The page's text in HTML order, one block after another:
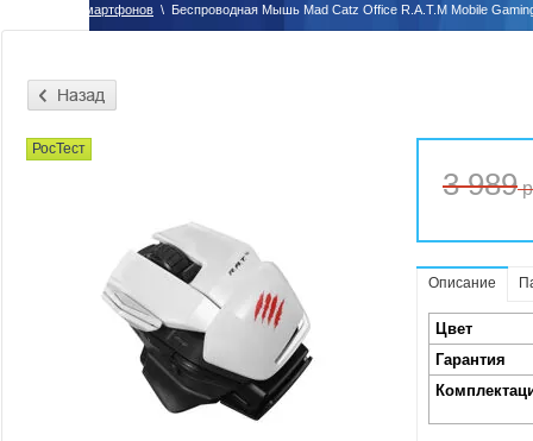
Для смартфонов \ Беспроводная Мышь Mad Catz Office R.A.T.M Mobile
РосТест
3 989
Описание
Цвет
Гарантия